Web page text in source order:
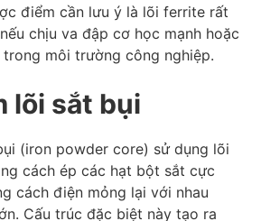
điểm cần lưu ý là lõi ferrite rất
chịu va đập cơ học mạnh hoặc
môi trường công nghiệp.
lõi sắt bụi
(iron powder core) sử dụng lõi
cách ép các hạt bột sắt cực
cách điện mỏng lại với nhau
Cấu trúc đặc biệt này tạo ra